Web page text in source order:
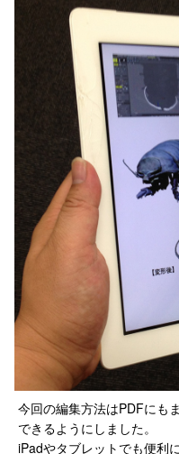
今回の編集方法はPDFにも
できるようにしました。
iPadやタブレットでも便利